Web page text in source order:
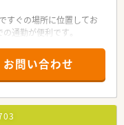
から定期検査に必要とさ
きから出産日まで取得で
が３歳になるまでの間で
後5日間を特別有給休暇と
すぐの場所に位置してお
通勤が便利です。
心に1日平均120枚ほど応
薬剤師や事務スタッフが
りを持って業務を分担し
お問い合わせ